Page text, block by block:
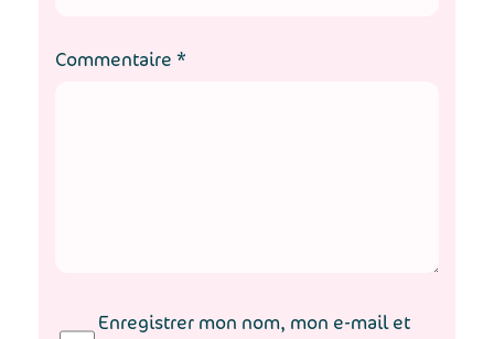
Commentaire *
Enregistrer mon nom, mon e-mail et